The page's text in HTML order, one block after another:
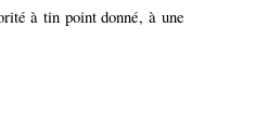
à tin point donné, à une